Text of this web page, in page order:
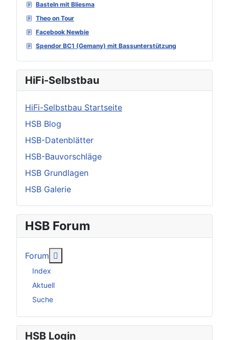
Basteln mit Bliesma
Theo on Tour
Facebook Newbie
Spendor BC1 (Gemany) mit Bassunterstützung
HiFi-Selbstbau
HiFi-Selbstbau Startseite
HSB Blog
HSB-Datenblätter
HSB-Bauvorschläge
HSB Grundlagen
HSB Galerie
HSB Forum
Forum
Index
Aktuell
Suche
HSB Login